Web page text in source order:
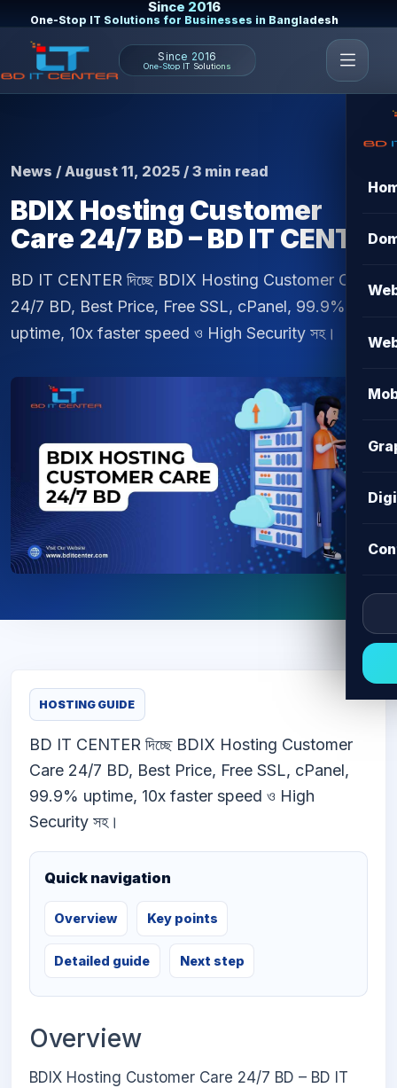
Since 2016
One-Stop IT Solutions for Businesses in Bangladesh
Since 2016
One-Stop IT Solutions
News / August 11, 2025 / 3 min read
BDIX Hosting Customer
Care 24/7 BD – BD IT CENTER
BD IT CENTER দিচ্ছে BDIX Hosting Customer Care
24/7 BD, Best Price, Free SSL, cPanel, 99.9%
uptime, 10x faster speed ও High Security সহ।
HOSTING GUIDE
BD IT CENTER দিচ্ছে BDIX Hosting Customer
Care 24/7 BD, Best Price, Free SSL, cPanel,
99.9% uptime, 10x faster speed ও High
Security সহ।
Quick navigation
Overview Key points
Detailed guide Next step
Overview
BDIX Hosting Customer Care 24/7 BD – BD IT